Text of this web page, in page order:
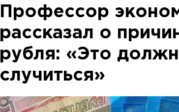
Профессор
рассказал о
рубля: «Это
случиться»